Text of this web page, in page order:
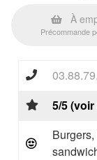
À
Précommande
5/5